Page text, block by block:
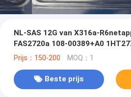
NL-SAS 12G van X316a-
FAS2720a 108-00389+A0
Prijs：150-200 MOQ：1
Beste prijs